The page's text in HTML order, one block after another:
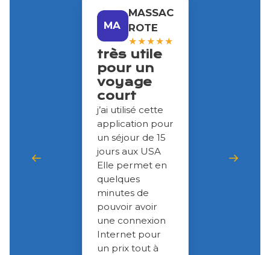
MA
MASSAC
ROTE
★★★★★
très utile
pour un
voyage
court
j’ai utilisé cette
application pour
un séjour de 15
jours aux USA
Elle permet en
quelques
minutes de
pouvoir avoir
une connexion
Internet pour
un prix tout à